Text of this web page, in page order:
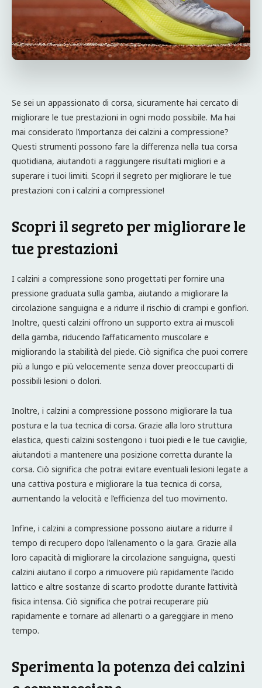
Se sei un appassionato di corsa, sicuramente hai cercato di
migliorare le tue prestazioni in ogni modo possibile. Ma hai
mai considerato l’importanza dei calzini a compressione?
Questi strumenti possono fare la differenza nella tua corsa
quotidiana, aiutandoti a raggiungere risultati migliori e a
superare i tuoi limiti. Scopri il segreto per migliorare le tue
prestazioni con i calzini a compressione!
Scopri il segreto per migliorare le
tue prestazioni
I calzini a compressione sono progettati per fornire una
pressione graduata sulla gamba, aiutando a migliorare la
circolazione sanguigna e a ridurre il rischio di crampi e gonfiori.
Inoltre, questi calzini offrono un supporto extra ai muscoli
della gamba, riducendo l’affaticamento muscolare e
migliorando la stabilità del piede. Ciò significa che puoi correre
più a lungo e più velocemente senza dover preoccuparti di
possibili lesioni o dolori.
Inoltre, i calzini a compressione possono migliorare la tua
postura e la tua tecnica di corsa. Grazie alla loro struttura
elastica, questi calzini sostengono i tuoi piedi e le tue caviglie,
aiutandoti a mantenere una posizione corretta durante la
corsa. Ciò significa che potrai evitare eventuali lesioni legate a
una cattiva postura e migliorare la tua tecnica di corsa,
aumentando la velocità e l’efficienza del tuo movimento.
Infine, i calzini a compressione possono aiutare a ridurre il
tempo di recupero dopo l’allenamento o la gara. Grazie alla
loro capacità di migliorare la circolazione sanguigna, questi
calzini aiutano il corpo a rimuovere più rapidamente l’acido
lattico e altre sostanze di scarto prodotte durante l’attività
fisica intensa. Ciò significa che potrai recuperare più
rapidamente e tornare ad allenarti o a gareggiare in meno
tempo.
Sperimenta la potenza dei calzini